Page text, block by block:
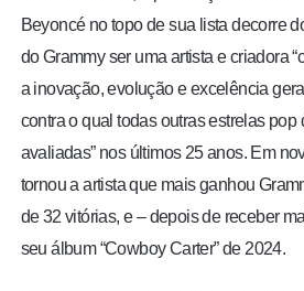
Beyoncé no topo de sua lista decorre
do Grammy ser uma artista e criadora
a inovação, evolução e excelência
contra o qual todas outras estrelas pop
avaliadas” nos últimos 25 anos. Em
tornou a artista que mais ganhou
de 32 vitórias, e – depois de receber
seu álbum “Cowboy Carter” de 2024.